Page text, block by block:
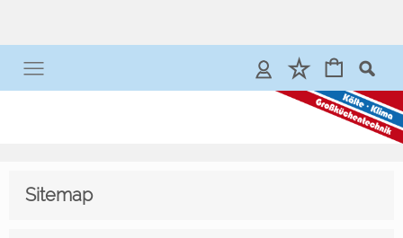
Anmelden
Merkliste
Sitemap